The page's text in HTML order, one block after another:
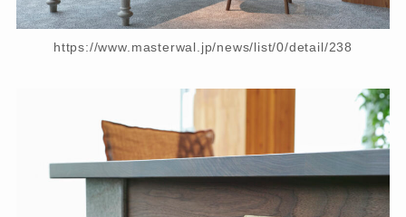
https://www.masterwal.jp/news/list/0/detail/238